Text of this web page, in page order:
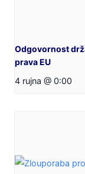
Odgovornost
prava EU
4 rujna @ 0:00